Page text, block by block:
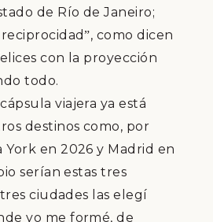
de Río de Janeiro;
”, como dicen
con la proyección
todo.
cápsula viajera ya está
destinos como, por
York en 2026 y Madrid en
serían estas tres
ciudades las elegí
yo me formé, de